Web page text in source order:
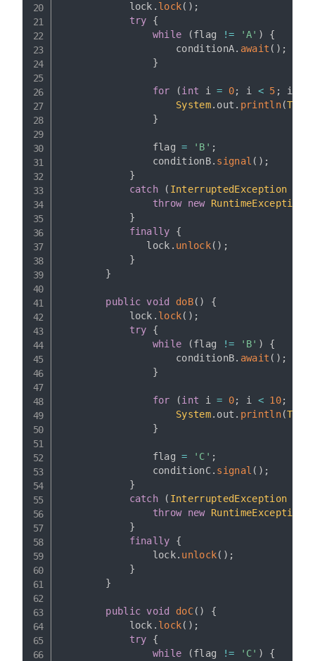
            lock
. lock( ) ;
try
{
while
(flag != 'A' )
{
                    conditionA
. await ( ) ;
}
for (int i = 0; i < 5 ; i
System. out . println(
}
                flag
= 'B' ;
                conditionB
. signal ( ) ;
}
catch
( InterruptedException
throw new RuntimeException
}
finally
{
               lock
. unlock( ) ;
}
}
public void doB( )
{
            lock
. lock( ) ;
try
{
while
(flag != 'B' )
{
                    conditionB
. await ( ) ;
}
for (int i = 0; i < 10;
System. out . println(
}
                flag
= 'C' ;
                conditionC
. signal ( ) ;
}
catch
( InterruptedException
throw new RuntimeException
}
finally
{
                lock
. unlock( ) ;
}
}
public void doC( )
{
            lock
. lock( ) ;
try
{
while
(flag != 'C' )
{